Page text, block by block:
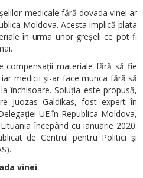
medicale fără dovada vinei ar
Moldova. Acesta implică plata
în urma unor greșeli ce pot fi
compensații materiale fără să fie
medicii și-ar face munca fără să
închisoare. Soluția este propusă,
Juozas Galdikas, fost expert în
UE în Republica Moldova,
începând cu ianuarie 2020.
de Centrul pentru Politici și
vinei